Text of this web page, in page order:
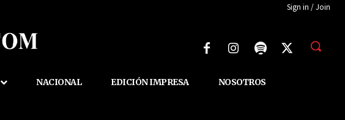
Sign in / Join
NACIONAL EDICIÓN IMPRESA NOSOTROS